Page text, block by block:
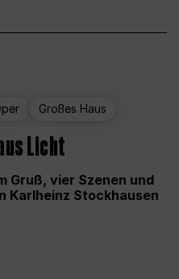
Großes Haus
Licht
Gruß, vier Szenen und
Karlheinz Stockhausen